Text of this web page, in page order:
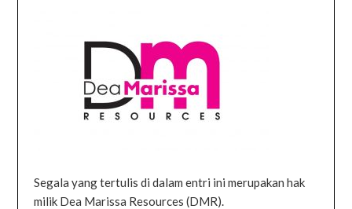
Segala yang tertulis di dalam entri ini merupakan hak
milik Dea Marissa Resources (DMR).